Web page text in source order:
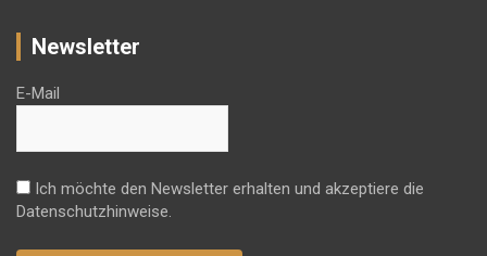
Newsletter
E-Mail
Ich möchte den Newsletter erhalten und akzeptiere die
Datenschutzhinweise.